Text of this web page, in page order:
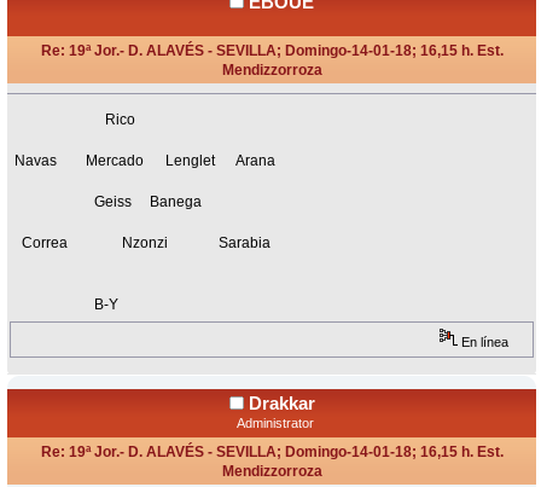
Re: 19ª Jor.- D. ALAVÉS - SEVILLA; Domingo-14-01-18; 16,15 h. Est.
Mendizzorroza
Rico
Navas Mercado Lenglet Arana
Geiss Banega
Correa Nzonzi Sarabia
B-Y
En línea
Drakkar
Administrator
Re: 19ª Jor.- D. ALAVÉS - SEVILLA; Domingo-14-01-18; 16,15 h. Est.
Mendizzorroza